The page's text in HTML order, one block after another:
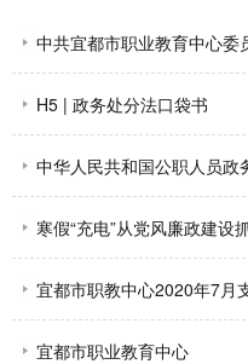
中共宜都市职业教育中心委
支部主题党日工作安排
H5 | 政务处分法口袋书
中华人民共和国公职人员政
寒假“充电”从党风廉政建设
宜都市职教中心2020年7月
安排宜都市职业教育中心